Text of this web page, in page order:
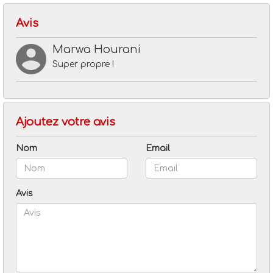
Avis
Marwa Hourani
Super propre !
Ajoutez votre avis
Nom Email
Avis